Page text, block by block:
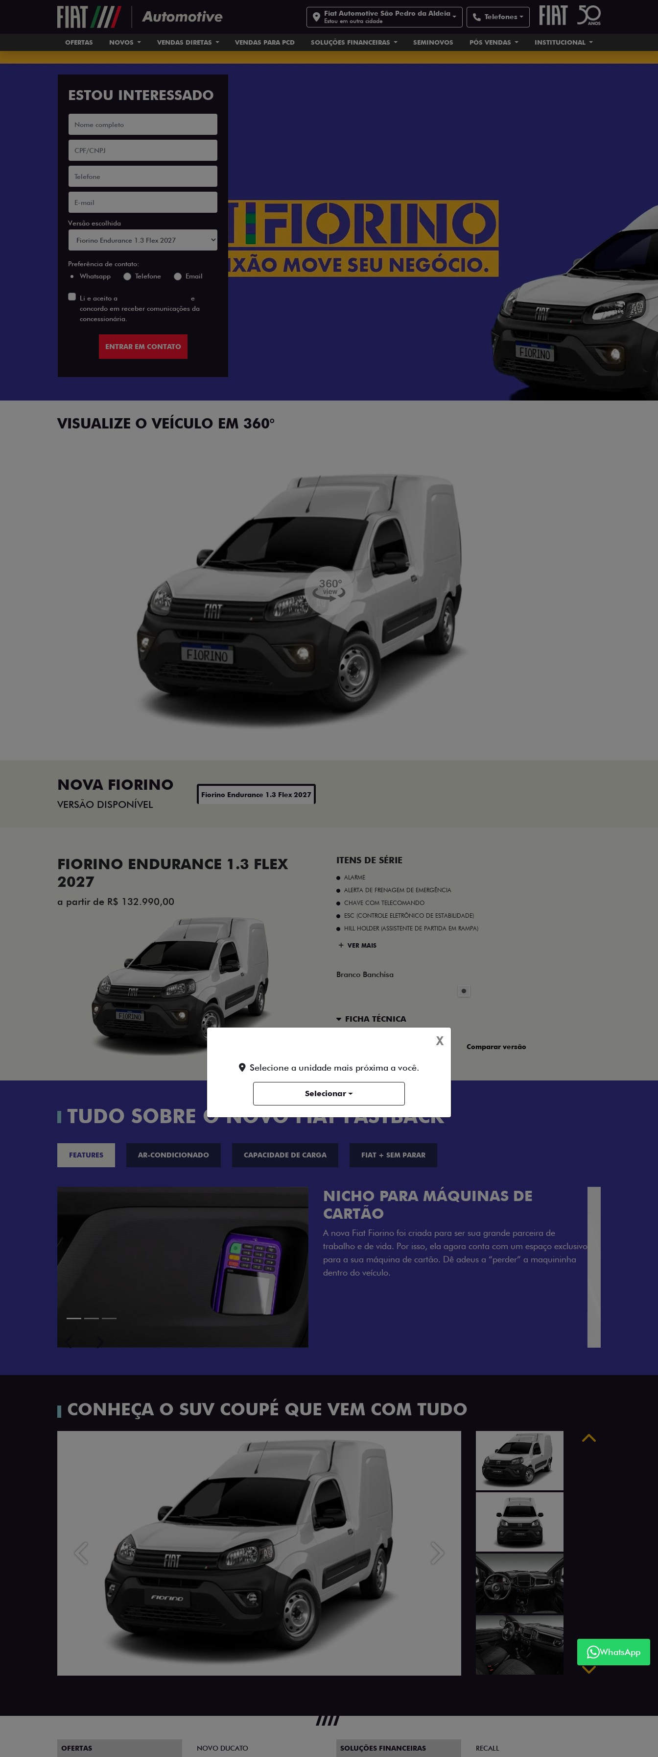
Fiat Automotive São Pedro da Aldeia
Estou em outra cidade Telefones
OFERTAS NOVOS VENDAS DIRETAS VENDAS PARA PCD SOLUÇÕES FINANCEIRAS SEMINOVOS PÓS VENDAS INSTITUCIONAL
ESTOU INTERESSADO
Versão escolhida
Preferência de contato:
Whatsapp
Telefone Email
Li e aceito a
e
concordo em receber comunicações da
concessionária.
ENTRAR EM CONTATO
VISUALIZE O VEÍCULO EM 360°
NOVA FIORINO
VERSÃO DISPONÍVEL
Fiorino Endurance 1.3 Flex 2027
FIORINO ENDURANCE 1.3 FLEX
2027
a partir de R$ 132.990,00
ITENS DE SÉRIE
ALARME
ALERTA DE FRENAGEM DE EMERGÊNCIA
CHAVE COM TELECOMANDO
ESC (CONTROLE ELETRÔNICO DE ESTABILIDADE)
HILL HOLDER (ASSISTENTE DE PARTIDA EM RAMPA)
VER MAIS
Branco Banchisa
FICHA TÉCNICA
Comparar versão
TUDO SOBRE O NOVO FIAT FASTBACK
FEATURES AR-CONDICIONADO CAPACIDADE DE CARGA FIAT + SEM PARAR
CHAVE COM TELECOMANDO
Agora, a chave da sua nova Fiorino pode abrir o veículo também à
distância, e não mais somente pela fechadura. São detalhes como
esse que trazem ainda mais fluidez para o seu dia de trabalho.
CONHEÇA O SUV COUPÉ QUE VEM COM TUDO
Anterior Próximo
Anterior
WhatsApp
OFERTAS NOVO DUCATO SOLUÇÕES FINANCEIRAS RECALL
X
Selecione a unidade mais próxima a você.
Selecionar